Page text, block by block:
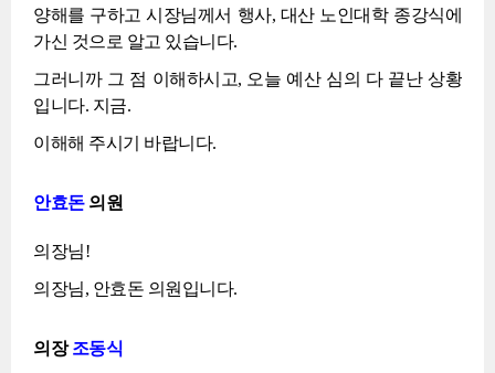
양해를 구하고 시장님께서 행사, 대산 노인대학 종강식에
가신 것으로 알고 있습니다.
그러니까 그 점 이해하시고, 오늘 예산 심의 다 끝난 상황
입니다. 지금.
이해해 주시기 바랍니다.
안효돈의원
의장님!
의장님, 안효돈 의원입니다.
의장조동식